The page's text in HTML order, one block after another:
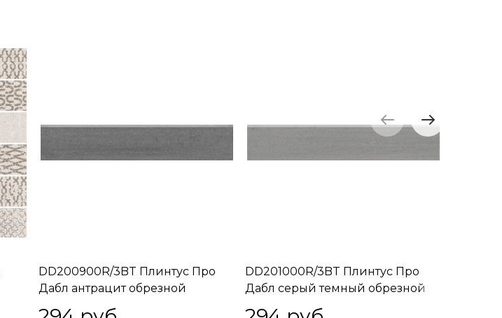
DD200900R/3BT Плинтус Про
Дабл антрацит обрезной
DD201000R/3BT Плинтус Про
Дабл серый темный обрезной